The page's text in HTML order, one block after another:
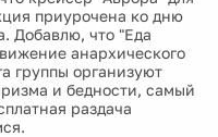
приурочена ко дню
Добавлю, что "Еда
анархического
группы организуют
и бедности, самый
раздача